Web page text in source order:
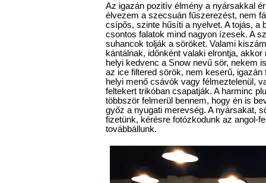
Az igazán pozitív élmény a nyársakkal
élvezem a szecsuán fűszerezést, nem
csípős, szinte hűsíti a nyelvet. A tojás, a
csontos falatok mind nagyon ízesek. A
suhancok tolják a söröket. Valami
kántálnak, időnként valaki elrontja, akkor
helyi kedvenc a Snow nevű sör, nekem
az ice filtered sörök, nem keserű, igazán
helyi menő csávók vagy félmeztelenül,
feltekert trikóban csapatják. A harminc
többször felmerül bennem, hogy én is
győz a nyugati merevség. A nyársakat,
fizetünk, kérésre fotózkodunk az angol-
továbbállunk.